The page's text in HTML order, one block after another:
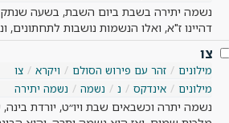
נשמה יתירה בשבת ביום השבת, בשעה
דהיינו ז"א, ואלו הנשמות נושבות לתחתונים,
צו
מילונים זהר עם פירוש הסולם ויקרא
צו
מילונים
אינדקס נ נשמה נשמה יתירה
נשמה יתרה וכשבאים שבת ויו״ט, יורדת